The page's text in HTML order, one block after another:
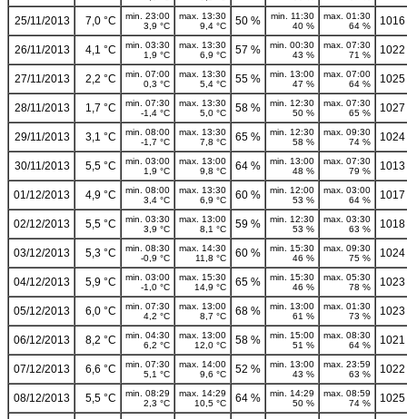
25/11/2013 7,0 °C
min. 23:00
3,9 °C
max. 13:30
9,4 °C
50 %
min. 11:30
40 %
max. 01:30
64 %
26/11/2013 4,1 °C
min. 03:30
1,9 °C
max. 13:30
6,9 °C
57 %
min. 00:30
43 %
max. 07:30
71 %
27/11/2013 2,2 °C
min. 07:00
0,3 °C
max. 13:30
5,4 °C
55 %
min. 13:00
47 %
max. 07:00
64 %
28/11/2013 1,7 °C
min. 07:30
-1,4 °C
max. 13:30
5,0 °C
58 %
min. 12:30
50 %
max. 07:30
65 %
29/11/2013 3,1 °C
min. 08:00
-1,7 °C
max. 13:30
7,8 °C
65 %
min. 12:30
58 %
max. 09:30
74 %
30/11/2013 5,5 °C
min. 03:00
1,9 °C
max. 13:00
9,8 °C
64 %
min. 13:00
48 %
max. 07:30
79 %
01/12/2013 4,9 °C
min. 08:00
3,4 °C
max. 13:30
6,9 °C
60 %
min. 12:00
53 %
max. 03:00
64 %
02/12/2013 5,5 °C
min. 03:30
3,9 °C
max. 13:00
8,1 °C
59 %
min. 12:30
53 %
max. 03:30
63 %
03/12/2013 5,3 °C
min. 08:30
-0,9 °C
max. 14:30
11,8 °C
60 %
min. 15:30
46 %
max. 09:30
75 %
04/12/2013 5,9 °C
min. 03:00
-1,0 °C
max. 15:30
14,9 °C
65 %
min. 15:30
46 %
max. 05:30
78 %
05/12/2013 6,0 °C
min. 07:30
4,2 °C
max. 13:00
8,7 °C
68 %
min. 13:00
61 %
max. 01:30
73 %
06/12/2013 8,2 °C
min. 04:30
6,2 °C
max. 13:00
12,0 °C
58 %
min. 15:00
51 %
max. 08:30
64 %
07/12/2013 6,6 °C
min. 07:30
5,1 °C
max. 14:00
9,6 °C
52 %
min. 13:00
43 %
max. 23:59
63 %
08/12/2013 5,5 °C
min. 08:29
2,3 °C
max. 14:29
10,5 °C
64 %
min. 14:29
50 %
max. 08:59
74 %